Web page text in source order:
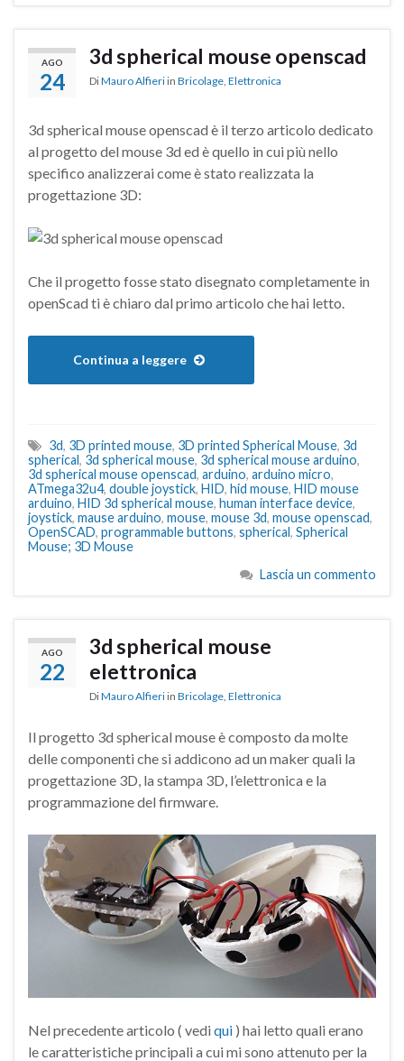
AGO
24
3d spherical mouse openscad
DiMauro Alfieri in Bricolage Elettronica
3d spherical mouse openscad è il terzo articolo dedicato
al progetto del mouse 3d ed è quello in cui più nello
specifico analizzerai come è stato realizzata la
progettazione 3D:
Che il progetto fosse stato disegnato completamente in
openScad ti è chiaro dal primo articolo che hai letto.
Continua a leggere
3d, 3D printed mouse, 3D printed Spherical Mouse, 3d
spherical, 3d spherical mouse, 3d spherical mouse arduino,
3d spherical mouse openscad, arduino, arduino micro,
ATmega32u4, double joystick, HID, hid mouse, HID mouse
arduino, HID 3d spherical mouse, human interface device,
joystick, mause arduino, mouse, mouse 3d, mouse openscad,
OpenSCAD, programmable buttons, spherical, Spherical
Mouse; 3D Mouse
Lascia un commento
AGO
22
3d spherical mouse
elettronica
DiMauro Alfieri in Bricolage Elettronica
Il progetto 3d spherical mouse è composto da molte
delle componenti che si addicono ad un maker quali la
progettazione 3D, la stampa 3D, l’elettronica e la
programmazione del firmware.
Nel precedente articolo ( vedi qui ) hai letto quali erano
le caratteristiche principali a cui mi sono attenuto per la